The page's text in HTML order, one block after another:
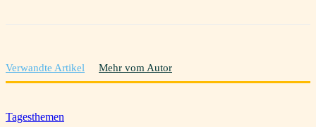
Verwandte Artikel Mehr vom Autor
Tagesthemen